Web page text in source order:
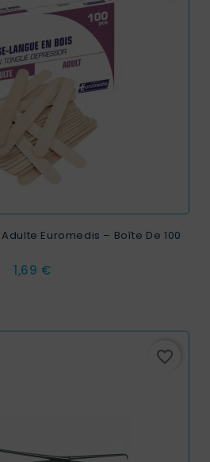
Euromedis – Boîte De 100
Prix
1,69 €
favorite_border